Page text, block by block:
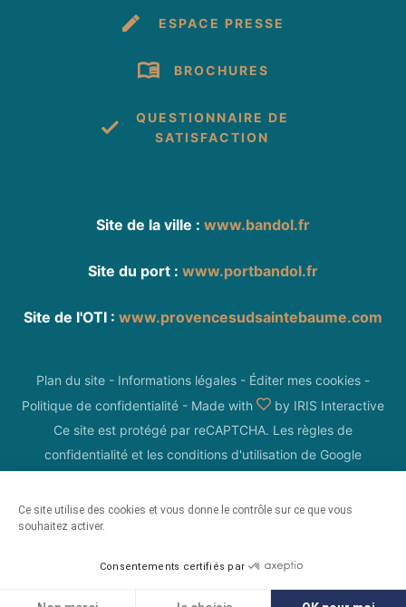
ESPACE PRESSE
BROCHURES
QUESTIONNAIRE DE
SATISFACTION
Site de la ville : www.bandol.fr
Site du port : www.portbandol.fr
Site de l'OTI : www.provencesudsaintebaume.com
Plan du site - Informations légales - Éditer mes cookies -
Politique de confidentialité - Made with by IRIS Interactive
Ce site est protégé par reCAPTCHA. Les règles de
confidentialité et les conditions d'utilisation de Google
Ce site utilise des cookies et vous donne le contrôle sur ce que vous
souhaitez activer.
Consentements certifiés par